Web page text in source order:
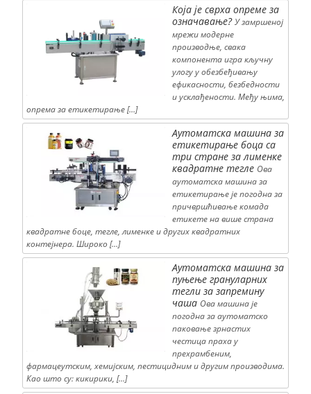
Која је сврха опреме за
означавање? У замршеној
мрежи модерне
производње, свака
компонента игра кључну
улогу у обезбеђивању
ефикасности, безбедности
и усклађености. Међу њима,
опрема за етикетирање […]
Аутоматска машина за
етикетирање боца са
три стране за лименке
квадратне тегле Ова
аутоматска машина за
етикетирање је погодна за
причвршћивање комада
етикете на више страна
квадратне боце, тегле, лименке и других квадратних
контејнера. Широко […]
Аутоматска машина за
пуњење грануларних
тегли за запремину
чаша Ова машина је
погодна за аутоматско
паковање зрнастих
честица праха у
прехрамбеним,
фармацеутским, хемијским, пестицидним и другим производима.
Као што су: кикирики, […]